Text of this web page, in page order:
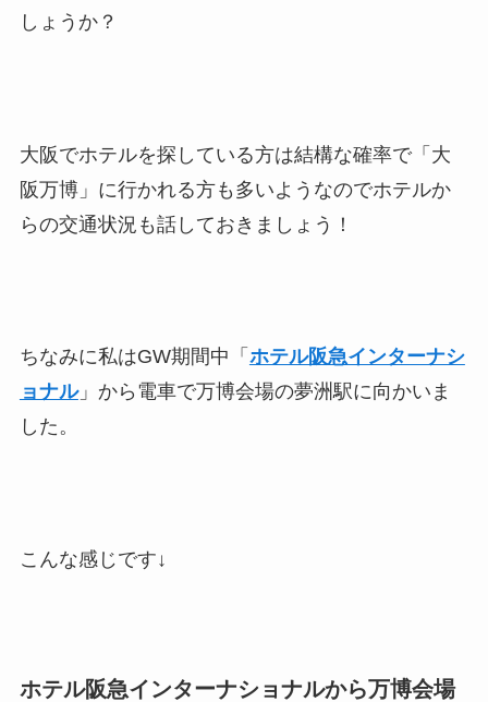
しょうか？
大阪でホテルを探している方は結構な確率で「大
阪万博」に行かれる方も多いようなのでホテルか
らの交通状況も話しておきましょう！
ちなみに私はGW期間中「 ホテル阪急インターナシ
ョナル」から電車で万博会場の夢洲駅に向かいま
した。
こんな感じです↓
ホテル阪急インターナショナルから万博会場